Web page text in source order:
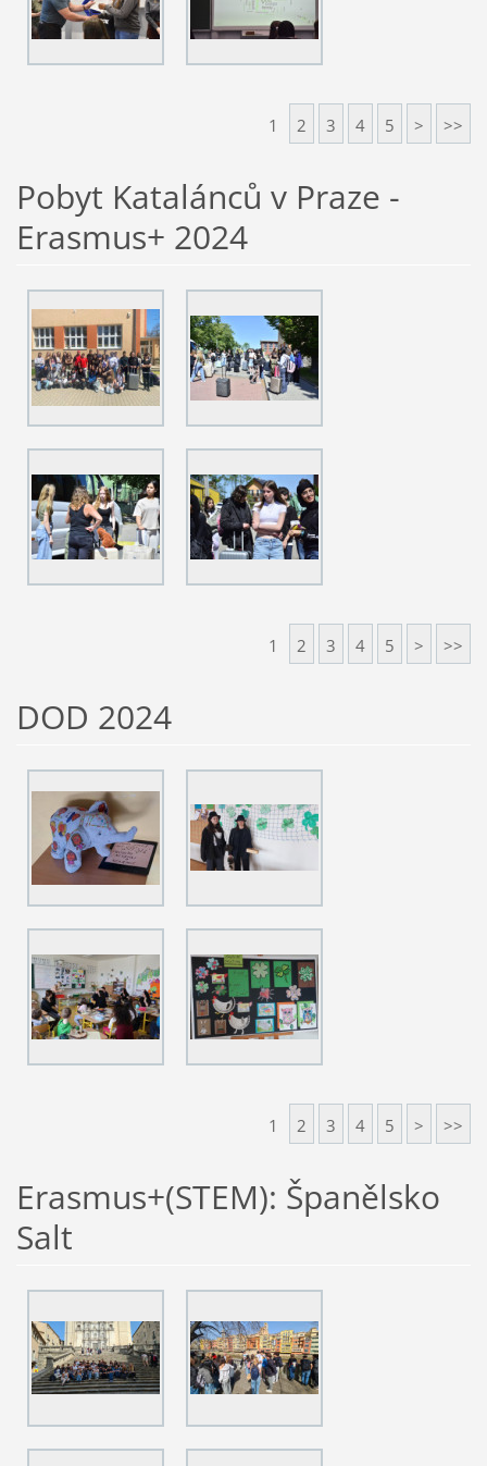
1 2 3 4 5 > >>
Pobyt Katalánců v Praze -
Erasmus+ 2024
1 2 3 4 5 > >>
DOD 2024
1 2 3 4 5 > >>
Erasmus+(STEM): Španělsko
Salt